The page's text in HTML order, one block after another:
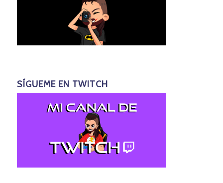
SÍGUEME EN TWITCH